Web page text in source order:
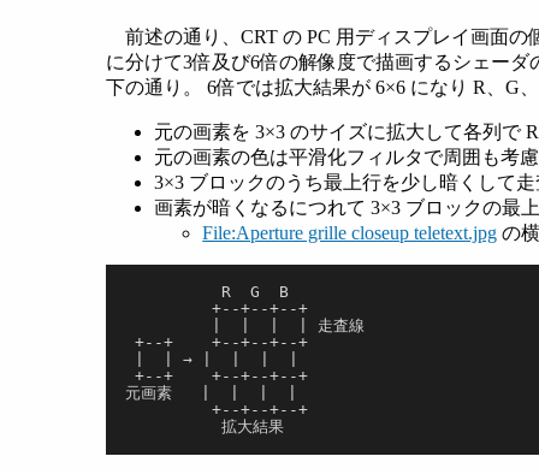
前述の通り、CRT の PC 用ディスプレイ画面
に分けて3倍及び6倍の解像度で描画するシェー
下の通り。 6倍では拡大結果が 6×6 になり R、G
元の画素を 3×3 のサイズに拡大して各列で
元の画素の色は平滑化フィルタで周囲も考
3×3 ブロックのうち最上行を少し暗くして
画素が暗くなるにつれて 3×3 ブロックの最
File:Aperture grille closeup teletext.jpg の
          R  G  B
         +--+--+--+
         |  |  |  | 走査線
+--+    +--+--+--+
|  | → |  |  |  |
+--+    +--+--+--+
元画素   |  |  |  |
         +--+--+--+
          拡大結果